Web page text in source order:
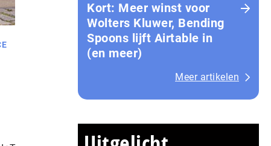
Kort: Meer winst voor
Wolters Kluwer, Bending
Spoons lijft Airtable in
(en meer)
Meer artikelen